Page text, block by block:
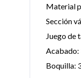
Material
Sección
Juego de
Acabado:
Boquilla: